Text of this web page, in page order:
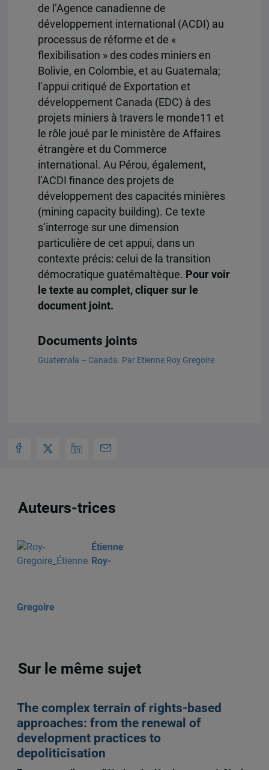
de l’Agence canadienne de
développement international (ACDI) au
processus de réforme et de «
flexibilisation » des codes miniers en
Bolivie, en Colombie, et au Guatemala;
l’appui critiqué de Exportation et
développement Canada (EDC) à des
projets miniers à travers le monde11 et
le rôle joué par le ministère de Affaires
étrangère et du Commerce
international. Au Pérou, également,
l’ACDI finance des projets de
développement des capacités minières
(mining capacity building). Ce texte
s’interroge sur une dimension
particulière de cet appui, dans un
contexte précis: celui de la transition
démocratique guatémaltèque. Pour voir
le texte au complet, cliquer sur le
document joint.
Documents joints
Guatemala – Canada. Par Etienne Roy Gregoire
Auteurs-trices
Étienne
Roy-
Gregoire
Sur le même sujet
The complex terrain of rights-based
approaches: from the renewal of
development practices to
depoliticisation